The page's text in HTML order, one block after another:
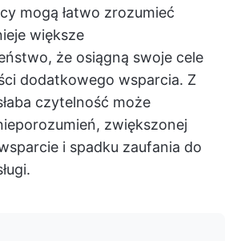
mogą łatwo zrozumieć
większe
że osiągną swoje cele
dodatkowego wsparcia. Z
czytelność może
zwiększonej
i spadku zaufania do